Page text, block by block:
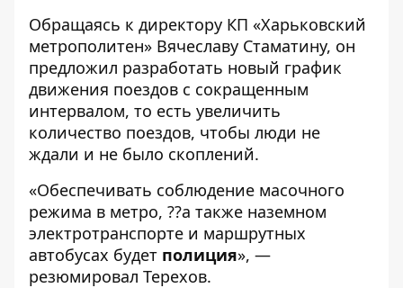
Обращаясь к директору КП «Харьковский
метрополитен» Вячеславу Стаматину, он
предложил разработать новый график
движения поездов с сокращенным
интервалом, то есть увеличить
количество поездов, чтобы люди не
ждали и не было скоплений.
«Обеспечивать соблюдение масочного
режима в метро, ??а также наземном
электротранспорте и маршрутных
автобусах будет полиция», —
резюмировал Терехов.